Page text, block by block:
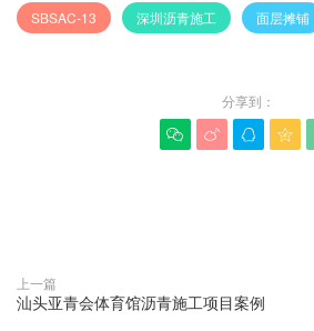
SBSAC-13 深圳沥青施工 面层摊铺
分享到：
   
上一篇
汕头亚青会体育馆沥青施工项目案例